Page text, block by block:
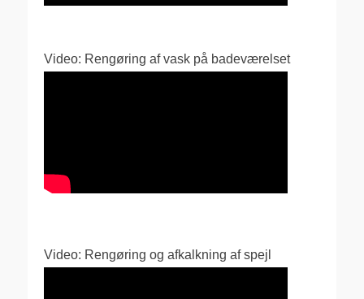
Video: Rengøring af vask på badeværelset
Video: Rengøring og afkalkning af spejl